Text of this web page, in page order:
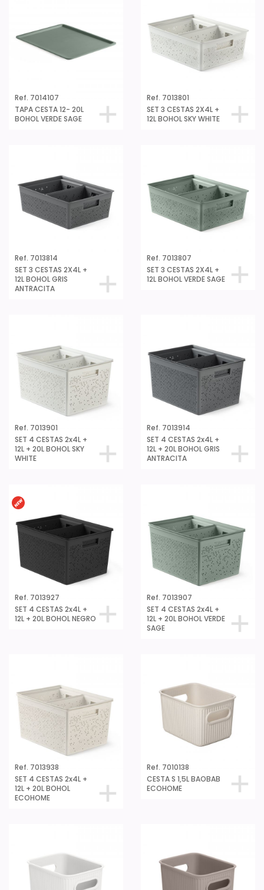
Ref. 7014107
TAPA CESTA 12- 20L
BOHOL VERDE SAGE
Ref. 7013801
SET 3 CESTAS 2X4L +
12L BOHOL SKY WHITE
Ref. 7013814
SET 3 CESTAS 2X4L +
12L BOHOL GRIS
ANTRACITA
Ref. 7013807
SET 3 CESTAS 2X4L +
12L BOHOL VERDE SAGE
Ref. 7013901
SET 4 CESTAS 2x4L +
12L + 20L BOHOL SKY
WHITE
Ref. 7013914
SET 4 CESTAS 2x4L +
12L + 20L BOHOL GRIS
ANTRACITA
Ref. 7013927
SET 4 CESTAS 2x4L +
12L + 20L BOHOL NEGRO
Ref. 7013907
SET 4 CESTAS 2x4L +
12L + 20L BOHOL VERDE
SAGE
Ref. 7013938
SET 4 CESTAS 2x4L +
12L + 20L BOHOL
ECOHOME
Ref. 7010138
CESTA S 1,5L BAOBAB
ECOHOME